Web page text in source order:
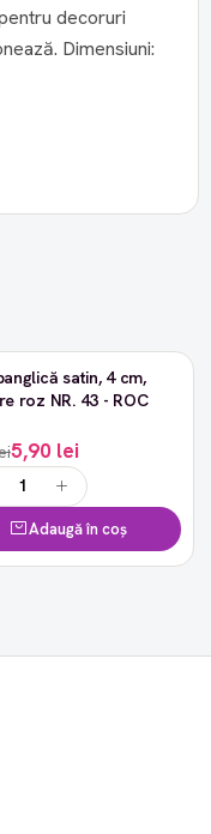
decoruri
Dimensiuni:
satin, 4 cm,
roz NR. 43 - ROC
5,90 lei
Adaugă în coș